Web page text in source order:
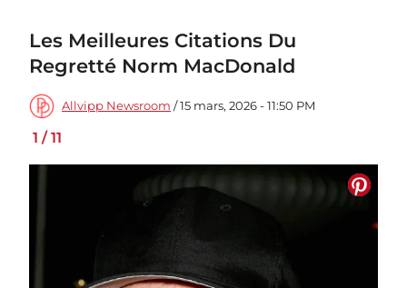
Les Meilleures Citations Du
Regretté Norm MacDonald
Allvipp Newsroom / 15 mars, 2026 - 11:50 PM
1 / 11